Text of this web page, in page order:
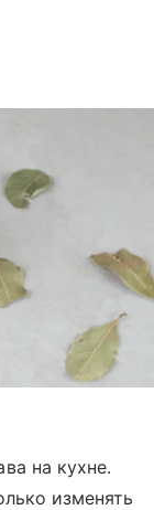
на кухне.
изменять